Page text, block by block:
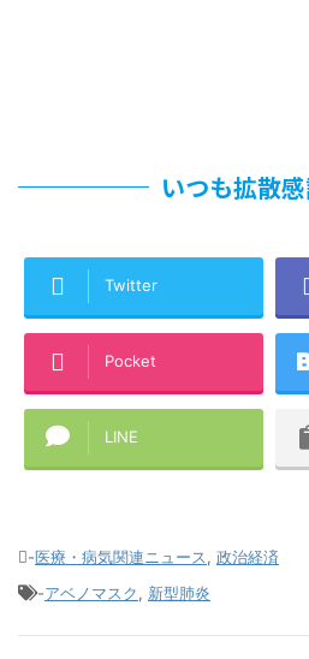
いつも拡散
Twitter
Pocket
LINE
-医療・病気関連ニュース, 政治経済
-アベノマスク, 新型肺炎